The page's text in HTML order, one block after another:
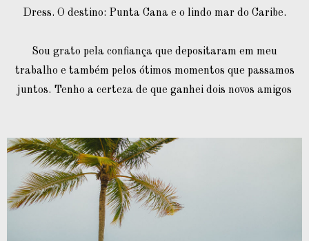
Dress. O destino: Punta Cana e o lindo mar do Caribe.
Sou grato pela confiança que depositaram em meu
trabalho e também pelos ótimos momentos que passamos
juntos. Tenho a certeza de que ganhei dois novos amigos